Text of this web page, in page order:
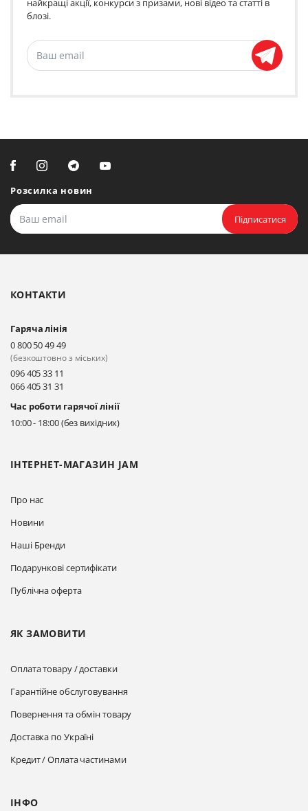
найкращі акції, конкурси з призами, нові відео та статті в
блозі.
Розсилка новин
Підписатися
ІНТЕРНЕТ-МАГАЗИН JAM
Про нас
Новини
Наші Бренди
Подарункові сертифікати
Публічна оферта
ЯК ЗАМОВИТИ
Оплата товару / доставки
Гарантійне обслуговування
Повернення та обмін товару
Доставка по Україні
Кредит / Оплата частинами
ІНФО
КОНТАКТИ
Гаряча лінія
0 800 50 49 49
(безкоштовно з міських)
096 405 33 11
066 405 31 31
Час роботи гарячої лінії
10:00 - 18:00 (без вихідних)